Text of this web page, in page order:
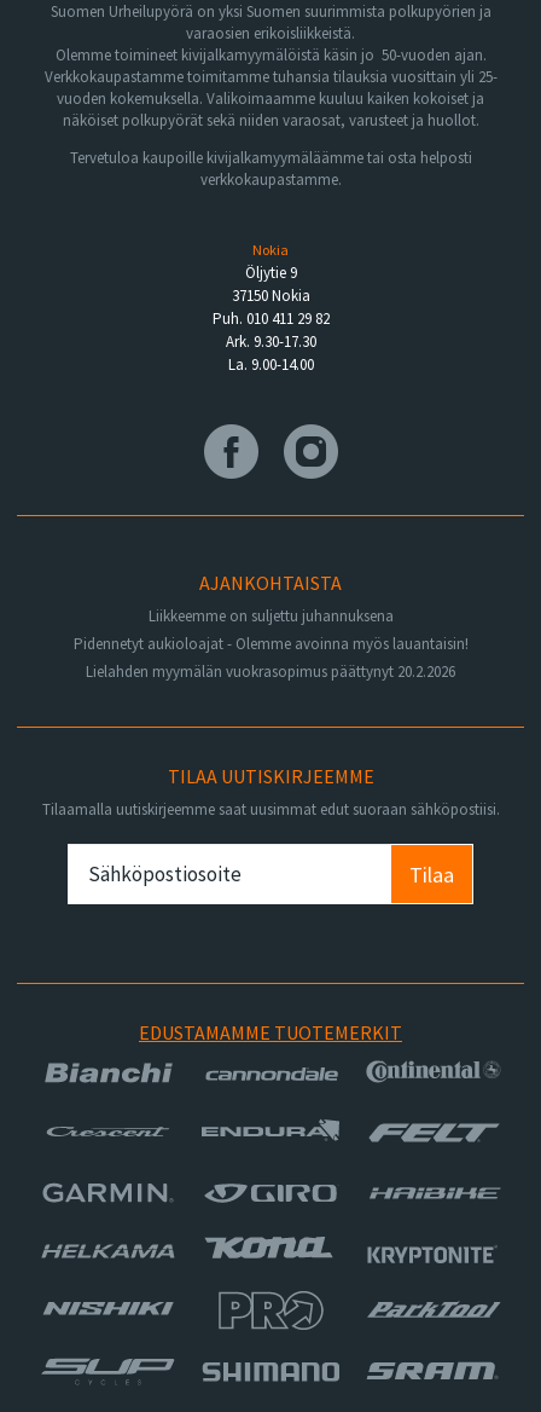
Suomen Urheilupyörä on yksi Suomen suurimmista polkupyörien ja
varaosien erikoisliikkeistä.
Olemme toimineet kivijalkamyymälöistä käsin jo 50-vuoden ajan.
Verkkokaupastamme toimitamme tuhansia tilauksia vuosittain yli 25-
vuoden kokemuksella. Valikoimaamme kuuluu kaiken kokoiset ja
näköiset polkupyörät sekä niiden varaosat, varusteet ja huollot.
Tervetuloa kaupoille kivijalkamyymäläämme tai osta helposti
verkkokaupastamme.
Nokia
Öljytie 9
37150 Nokia
Puh. 010 411 29 82
Ark. 9.30-17.30
La. 9.00-14.00
AJANKOHTAISTA
Liikkeemme on suljettu juhannuksena
Pidennetyt aukioloajat - Olemme avoinna myös lauantaisin!
Lielahden myymälän vuokrasopimus päättynyt 20.2.2026
TILAA UUTISKIRJEEMME
Tilaamalla uutiskirjeemme saat uusimmat edut suoraan sähköpostiisi.
Tilaa
EDUSTAMAMME TUOTEMERKIT